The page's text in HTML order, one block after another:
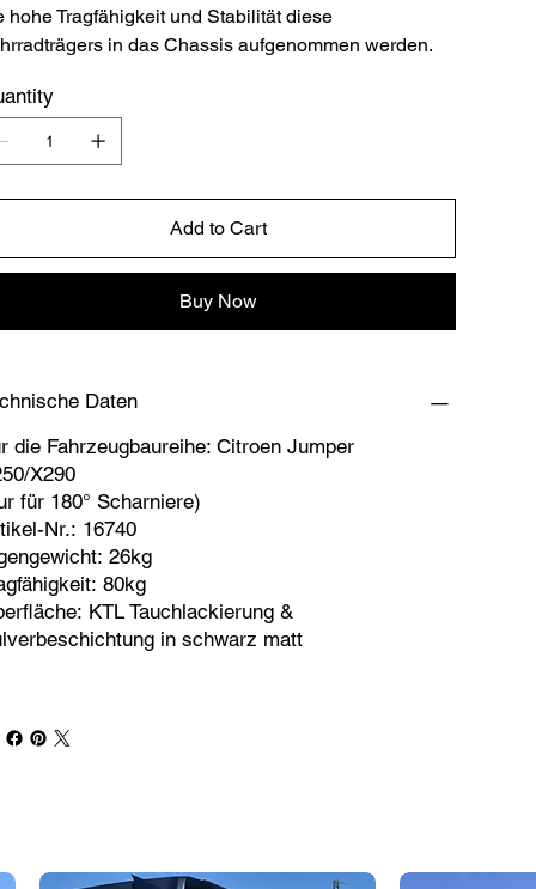
hohe Tragfähigkeit und Stabilität diese
in das Chassis aufgenommen werden.
Add to Cart
Buy Now
Daten
die Fahrzeugbaureihe: Citroen Jumper
X290
für 180° Scharniere)
Nr.: 16740
26kg
80kg
KTL Tauchlackierung &
in schwarz matt